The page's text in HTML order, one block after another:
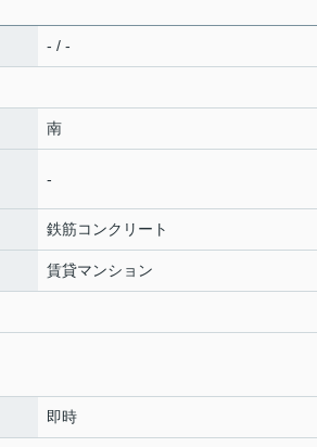
- / -
南
-
鉄筋コンクリート
賃貸マンション
即時